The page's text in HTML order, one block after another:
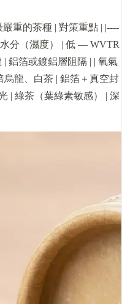
重的茶種 | 對策重點 | |----
水分（濕度） | 低 — WVTR
鋁箔或鍍鋁層阻隔 | | 氧氣
龍、白茶 | 鋁箔＋真空封
| 綠茶（葉綠素敏感） | 深